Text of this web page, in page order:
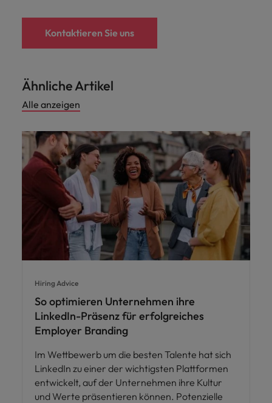
Kontaktieren Sie uns
Ähnliche Artikel
Alle anzeigen
Hiring Advice
So optimieren Unternehmen ihre
LinkedIn-Präsenz für erfolgreiches
Employer Branding
Im Wettbewerb um die besten Talente hat sich
LinkedIn zu einer der wichtigsten Plattformen
entwickelt, auf der Unternehmen ihre Kultur
und Werte präsentieren können. Potenzielle